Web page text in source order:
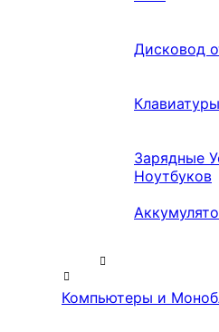
Дисковод
Зарядные
Ноутбуков
Компьютеры и